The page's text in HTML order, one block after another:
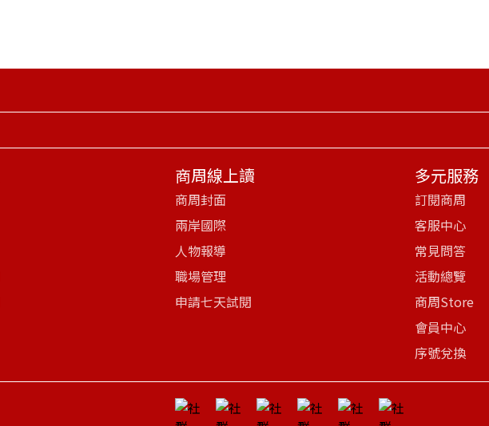
商周線上讀
商周封面
兩岸國際
人物報導
職場管理
申請七天試閱
多元服務
訂閱商周
客服中心
常見問答
活動總覽
商周Store
會員中心
序號兌換